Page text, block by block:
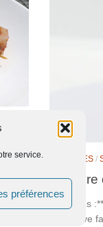
service.
préférences
RECETTES /
Vinaigre
Difficultés
On trouve